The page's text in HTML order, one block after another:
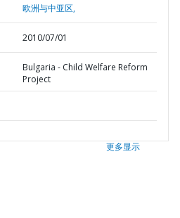
欧洲与中亚区,
2010/07/01
Bulgaria - Child Welfare Reform
Project
更多显示